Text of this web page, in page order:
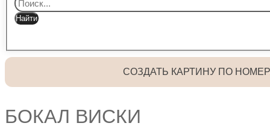
СОЗДАТЬ КАРТИНУ ПО
БОКАЛ ВИСКИ